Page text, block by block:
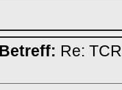
Betreff: Re: